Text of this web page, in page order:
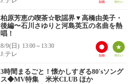
柏原芳恵の喫茶☆歌謡界▼高橋由美子・
後編〜石川さゆりと河島英五の名曲を熱
唱！
8/9(日) 13:00～13:30
J:テレ
3時間まるごと！懐かしすぎる80'sソング
ス◆MV特集 米米CLUB ほか